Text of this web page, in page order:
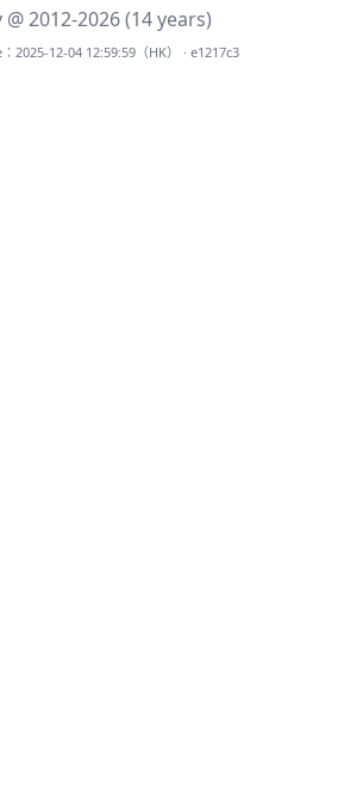
@ 2012-2026 (14 years)
2025-12-04 12:59:59（HK） · e1217c3